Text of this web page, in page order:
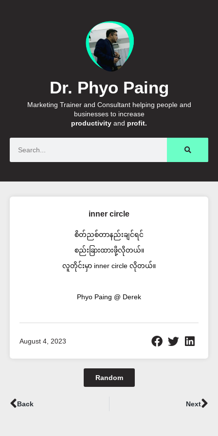
Dr. Phyo Paing
Marketing Trainer and Consultant helping people and
businesses to increase
productivity and profit.
inner circle
စိတ်ညစ်တာနည်းချင်ရင်
စည်းခြားထားဖို့လိုတယ်။
လူတိုင်းမှာ inner circle လိုတယ်။
Phyo Paing @ Derek
August 4, 2023
Random
Prev
Back Next